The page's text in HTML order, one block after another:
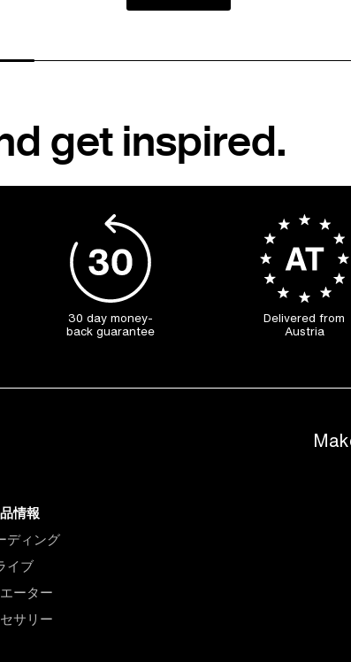
get inspired.
30 day money-
back guarantee
Delivered from
Austria
情報
ディング
イブ
ーター
サリー